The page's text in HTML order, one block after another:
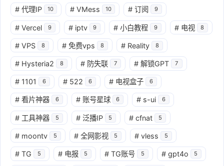
# 代理IP 10 # VMess 10 # 订阅 9
# Vercel 9 # iptv 9 # 小白教程 9 # 电视 8
# VPS 8 # 免费vps 8 # Reality 8
# Hysteria2 8 # 防失联 7 # 解锁GPT 7
# 1101 6 # 522 6 # 电视盒子 6
# 看片神器 6 # 账号星球 6 # s-ui 6
# 工具神器 5 # 泛播IP 5 # cfnat 5
# moontv 5 # 全网影视 5 # vless 5
# TG 5 # 电报 5 # TG账号 5 # gpt4o 5